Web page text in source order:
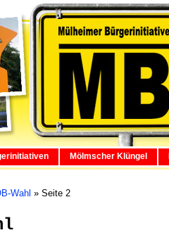
Mölmscher Klüngel
Wahl » Seite 2